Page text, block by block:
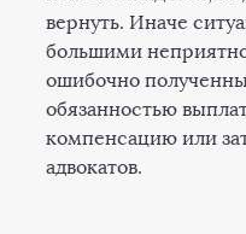
вернуть. Иначе
большими
ошибочно
обязанностью
компенсацию или
адвокатов.